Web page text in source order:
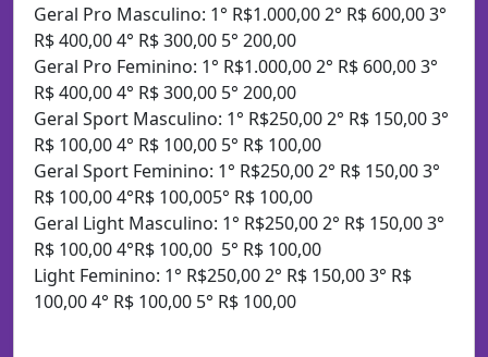
Geral Pro Masculino: 1° R$1.000,00 2° R$ 600,00 3°
R$ 400,00 4° R$ 300,00 5° 200,00
Geral Pro Feminino: 1° R$1.000,00 2° R$ 600,00 3°
R$ 400,00 4° R$ 300,00 5° 200,00
Geral Sport Masculino: 1° R$250,00 2° R$ 150,00 3°
R$ 100,00 4° R$ 100,00 5° R$ 100,00
Geral Sport Feminino: 1° R$250,00 2° R$ 150,00 3°
R$ 100,00 4°R$ 100,005° R$ 100,00
Geral Light Masculino: 1° R$250,00 2° R$ 150,00 3°
R$ 100,00 4°R$ 100,00 5° R$ 100,00
Light Feminino: 1° R$250,00 2° R$ 150,00 3° R$
100,00 4° R$ 100,00 5° R$ 100,00